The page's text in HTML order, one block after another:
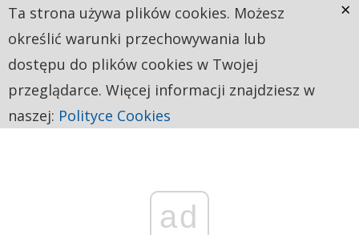
ad
Ta strona używa plików cookies. Możesz
określić warunki przechowywania lub
dostępu do plików cookies w Twojej
przeglądarce. Więcej informacji znajdziesz w
naszej: Polityce Cookies
×